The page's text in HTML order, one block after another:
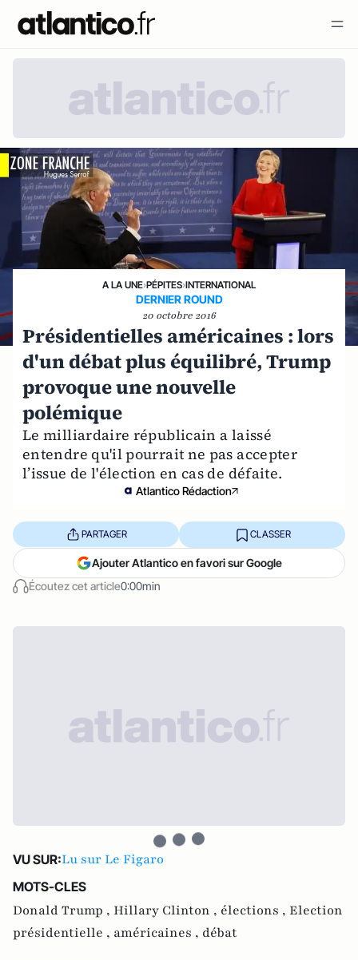
A LA UNE›PÉPITES›INTERNATIONAL
DERNIER ROUND
20 octobre 2016
Présidentielles américaines : lors
d'un débat plus équilibré, Trump
provoque une nouvelle
polémique
Le milliardaire républicain a laissé
entendre qu'il pourrait ne pas accepter
l’issue de l'élection en cas de défaite.
Atlantico Rédaction
Écoutez cet article0:00min
PARTAGER CLASSER
Ajouter Atlantico en favori sur Google
VU SUR:Lu sur Le Figaro
MOTS-CLES
Donald Trump , Hillary Clinton , élections , Election
présidentielle , américaines , débat